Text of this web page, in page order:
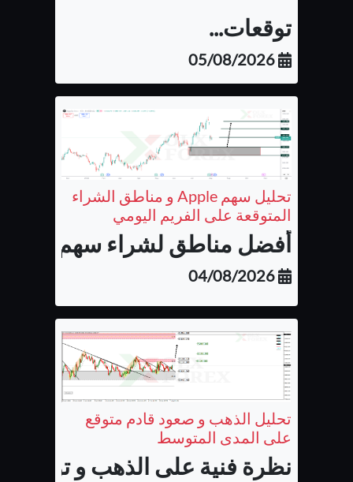
توقعات...
05/08/2026
تحليل سهم Apple و مناطق الشراء
المتوقعة على الفريم اليومي
أفضل مناطق لشراء سهم شركة
04/08/2026
تحليل الذهب و صعود قادم متوقع
على المدى المتوسط
نظرة فنية على الذهب و توقع